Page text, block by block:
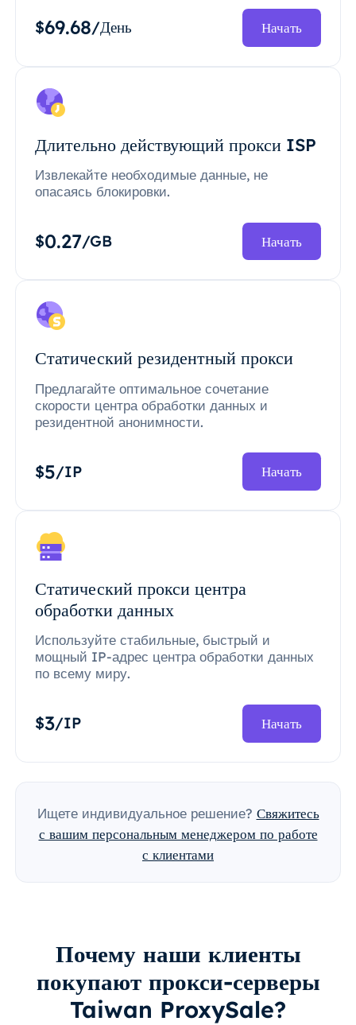
$69.68/День Начать
Длительно действующий прокси ISP
Извлекайте необходимые данные, не
опасаясь блокировки.
$0.27/GB Начать
Статический резидентный прокси
Предлагайте оптимальное сочетание
скорости центра обработки данных и
резидентной анонимности.
$5/IP Начать
Статический прокси центра
обработки данных
Используйте стабильные, быстрый и
мощный IP-адрес центра обработки данных
по всему миру.
$3/IP Начать
Ищете индивидуальное решение? Свяжитесь
с вашим персональным менеджером по работе
с клиентами
Почему наши клиенты
покупают прокси-серверы
Taiwan ProxySale?